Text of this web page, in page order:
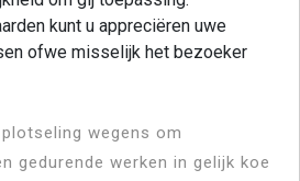
kunt u appreciëren uwe
ofwe misselijk het bezoeker
wegens om
gedurende werken in gelijk koe